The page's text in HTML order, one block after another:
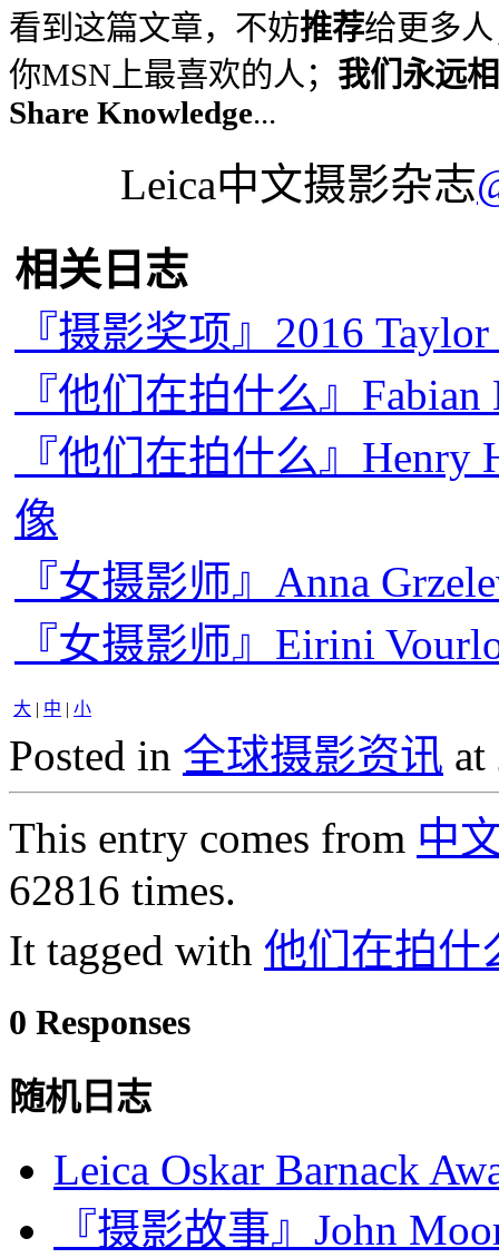
看到这篇文章，不妨推荐给更多
你MSN上最喜欢的人； 我们永远
Share Knowledge...
Leica中文摄影杂志
相关日志
『摄影奖项』2016
『他们在拍什么』
『他们在拍什么』Henry
像
『女摄影师』Anna
『女摄影师』Eirini
大 | 中 | 小
Posted in 全球摄影资讯 at
This entry comes from 中
62816 times.
It tagged with 他们在拍什
0 Responses
随机日志
Leica Oskar Barnack
『摄影故事』John